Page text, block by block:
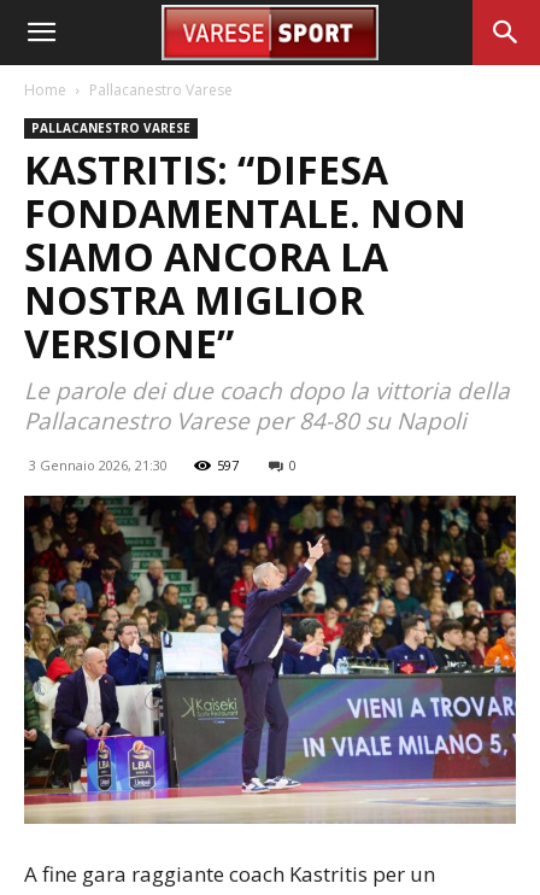
Home Pallacanestro Varese
PALLACANESTRO VARESE
KASTRITIS: “DIFESA
FONDAMENTALE. NON
SIAMO ANCORA LA
NOSTRA MIGLIOR
VERSIONE”
Le parole dei due coach dopo la vittoria della
Pallacanestro Varese per 84-80 su Napoli
3 Gennaio 2026, 21:30 597 0
A fine gara raggiante coach Kastritis per un